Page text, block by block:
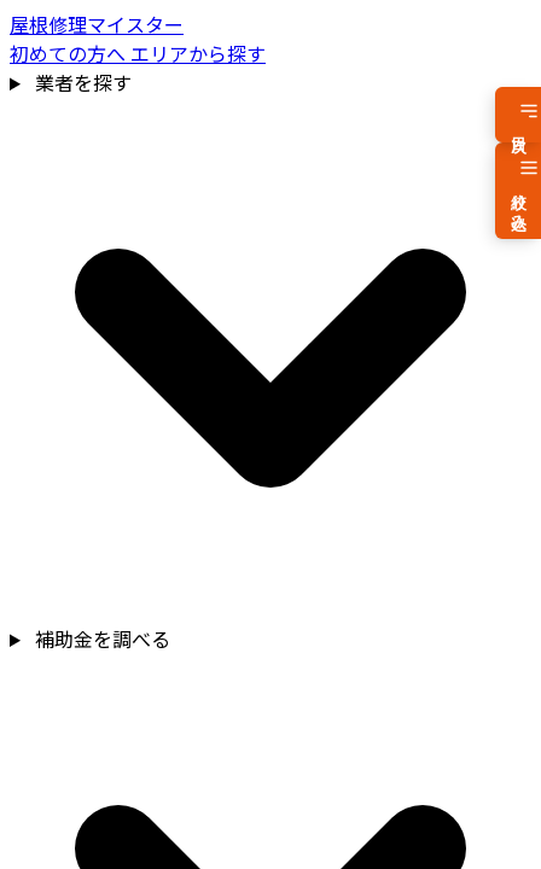
屋根修理マイスター
初めての方へ エリアから探す
業者を探す
補助金を調べる
費用相場を見る
絞り込み